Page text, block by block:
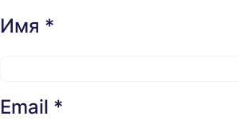
Имя *
Email *